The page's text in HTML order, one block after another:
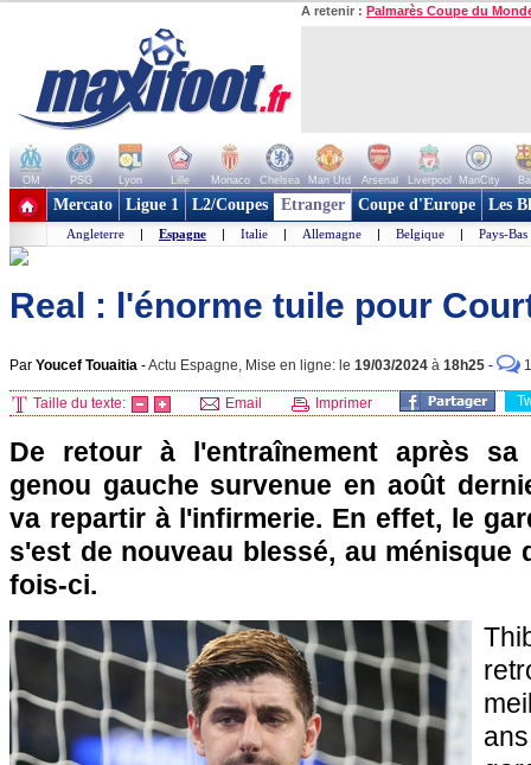
A retenir : Palmarès Coupe du
OM PSG Lyon Lille Monaco Chelsea Man Utd Arsenal Liverpool ManCity
+ de clubs
Mercato Ligue 1 L2/Coupes Etranger Coupe d'Europe Les
Angleterre | Espagne | Italie | Allemagne | Belgique | Pays-Bas
Real : l'énorme tuile pour
Par Youcef Touaitia -Actu Espagne, Mise en ligne: le 19/03/2024 à 18h25 -
Taille du texte: Email Imprimer
De retour à l'entraînement après
genou gauche survenue en août
va repartir à l'infirmerie. En effet, le
s'est de nouveau blessé, au ménisque
fois-ci.